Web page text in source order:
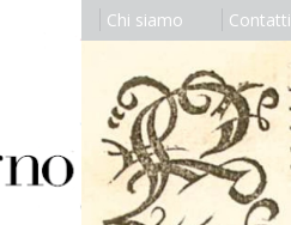
Chi siamo Contatti